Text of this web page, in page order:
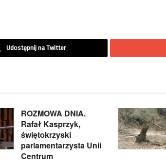
Udostępnij na Twitter
ROZMOWA DNIA.
Rafał Kasprzyk,
świętokrzyski
parlamentarzysta Unii
Centrum